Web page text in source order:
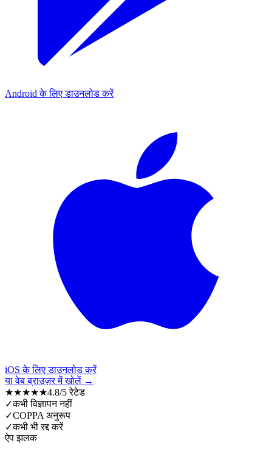
Android के लिए डाउनलोड करें
iOS के लिए डाउनलोड करें
या वेब ब्राउज़र में खोलें →
★★★★★4.8/5 रेटेड
✓कभी विज्ञापन नहीं
✓COPPA अनुरूप
✓कभी भी रद्द करें
ऐप झलक